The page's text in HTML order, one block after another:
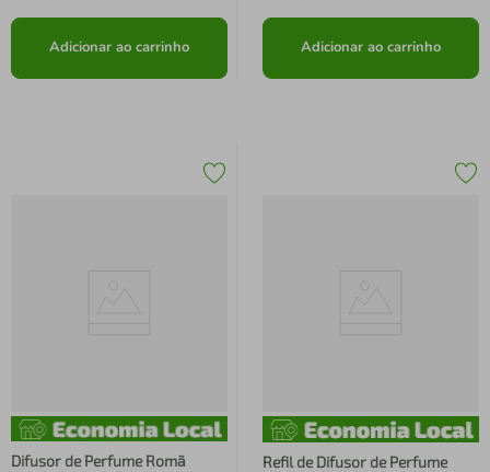
Adicionar ao carrinho Adicionar ao carrinho
Difusor de Perfume Romã
Refil de Difusor de Perfume